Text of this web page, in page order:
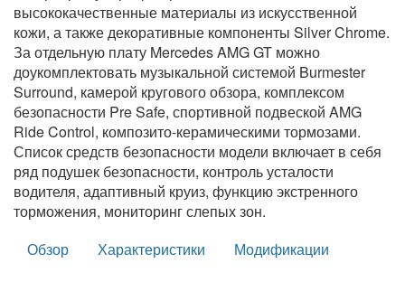
высококачественные материалы из искусственной
кожи, а также декоративные компоненты Silver Chrome.
За отдельную плату Mercedes AMG GT можно
доукомплектовать музыкальной системой Burmester
Surround, камерой кругового обзора, комплексом
безопасности Pre Safe, спортивной подвеской AMG
Ride Control, композито-керамическими тормозами.
Список средств безопасности модели включает в себя
ряд подушек безопасности, контроль усталости
водителя, адаптивный круиз, функцию экстренного
торможения, мониторинг слепых зон.
Обзор
Характеристики
Модификации